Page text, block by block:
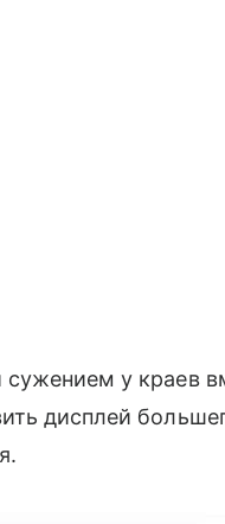
у краев
дисплей